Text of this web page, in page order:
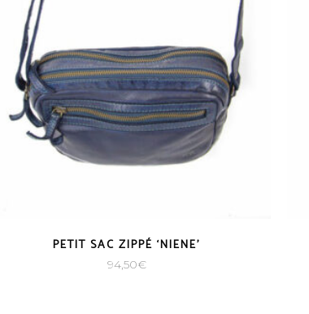
PETIT SAC ZIPPÉ ‘NIENE’
94,50€